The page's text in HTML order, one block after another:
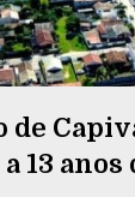
13 anos